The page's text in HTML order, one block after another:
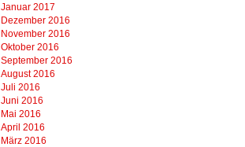
Januar 2017
Dezember 2016
November 2016
Oktober 2016
September 2016
August 2016
Juli 2016
Juni 2016
Mai 2016
April 2016
März 2016